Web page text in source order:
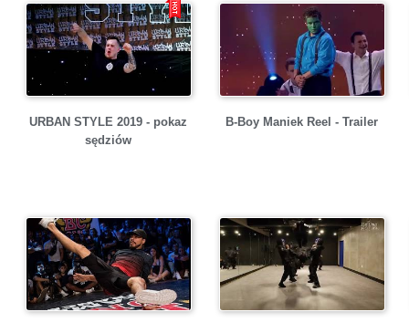
URBAN STYLE 2019 - pokaz
sędziów
B-Boy Maniek Reel - Trailer